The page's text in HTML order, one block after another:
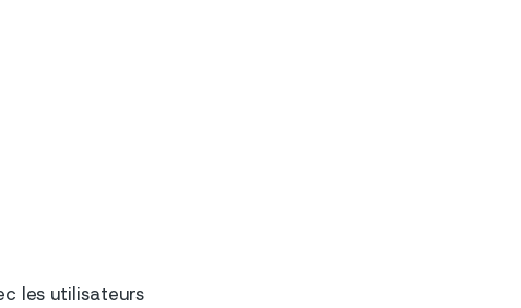
les utilisateurs